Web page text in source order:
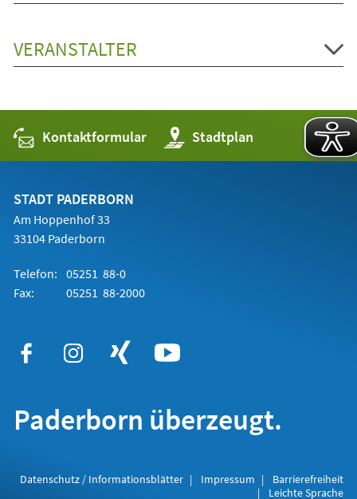
VERANSTALTER
Kontaktformular Stadtplan
(Öffnet
in
einem
STADT PADERBORN
Am Hoppenhof 33
33104 Paderborn
Telefon: 05251 88-0
Fax:
05251 88-2000
Paderborn überzeugt.
Datenschutz / Informationsblätter Impressum
Barrierefreiheit
Leichte Sprache